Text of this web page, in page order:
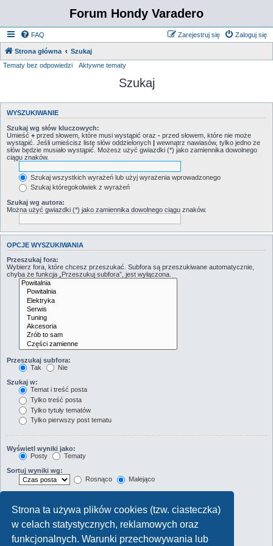
Strona ta używa plików cookies (tzw. ciasteczka)
w celach statystycznych, reklamowych oraz
funkcjonalnych. Warunki przechowywania lub
Forum Hondy Varadero
FAQ Zaloguj się
Zarejestruj się
Strona główna
Szukaj
Tematy bez odpowiedzi
Aktywne tematy
Szukaj
WYSZUKIWANIE
Szukaj wg słów kluczowych:
Umieść + przed słowem, które musi wystąpić oraz - przed słowem, które nie może
wystąpić. Jeśli umieścisz listę słów oddzielonych | wewnątrz nawiasów, tylko jedno ze
słów będzie musiało wystąpić. Możesz użyć gwiazdki (*) jako zamiennika dowolnego
ciągu znaków.
Szukaj wszystkich wyrażeń lub użyj wyrażenia wprowadzonego
Szukaj któregokolwiek z wyrażeń
Szukaj wg autora:
Można użyć gwiazdki (*) jako zamiennika dowolnego ciągu znaków.
OPCJE WYSZUKIWANIA
Przeszukaj fora:
Wybierz fora, które chcesz przeszukać. Subfora są przeszukiwane automatycznie,
chyba że funkcja „Przeszukuj subfora”, jest wyłączona.
Przeszukaj subfora:
Tak
Nie
Szukaj w:
Temat i treść posta
Tylko treść posta
Tylko tytuły tematów
Tylko pierwszy post tematu
Wyświetl wyniki jako:
Posty
Tematy
Sortuj wyniki wg:
Rosnąco
Malejąco
Wyświetl pierwsze:
Ustaw 0, aby wyświetlić cały post.
znaków w poście